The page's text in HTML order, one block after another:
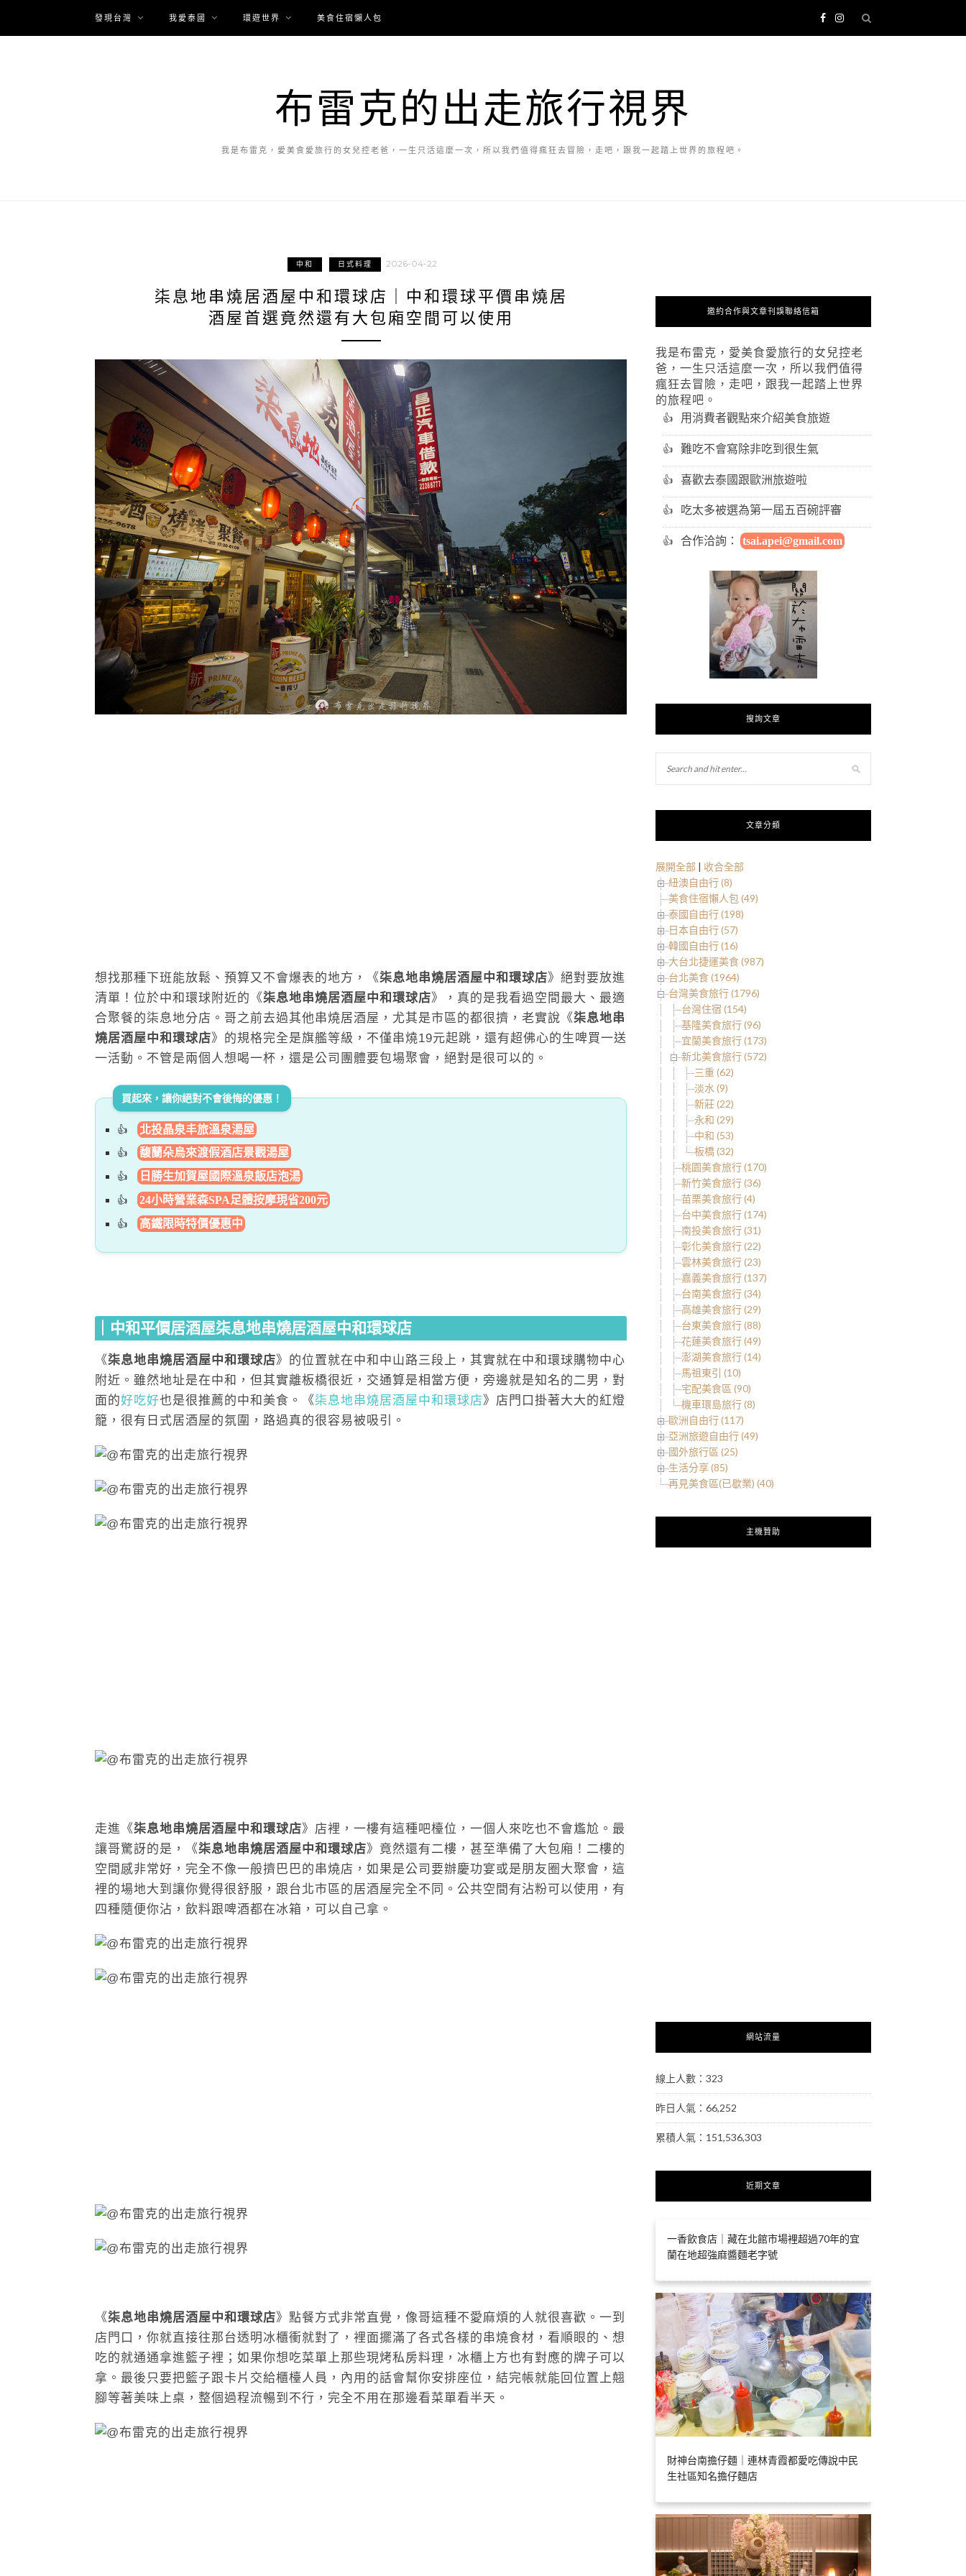
發現台灣 我愛泰國 環遊世界 美食住宿懶人包
布雷克的出走旅行視界
我是布雷克，愛美食愛旅行的女兒控老爸，一生只活這麼一次，所以我們值得瘋狂去冒險，走吧，跟我一起踏上世界的旅程吧。
中和 日式料理 2026-04-22
柒息地串燒居酒屋中和環球店｜中和環球平價串燒居
酒屋首選竟然還有大包廂空間可以使用
想找那種下班能放鬆、預算又不會爆表的地方，《柒息地串燒居酒屋中和環球店》絕對要放進
清單！位於中和環球附近的《柒息地串燒居酒屋中和環球店》，真的是我看過空間最大、最適
合聚餐的柒息地分店。哥之前去過其他串燒居酒屋，尤其是市區的都很擠，老實說《柒息地串
燒居酒屋中和環球店》的規格完全是旗艦等級，不僅串燒19元起跳，還有超佛心的生啤買一送
一活動。不管是兩個人想喝一杯，還是公司團體要包場聚會，絕對是很可以的。
買起來，讓你絕對不會後悔的優惠！
北投晶泉丰旅溫泉湯屋
馥蘭朵烏來渡假酒店景觀湯屋
日勝生加賀屋國際溫泉飯店泡湯
24小時營業森SPA足體按摩現省200元
高鐵限時特價優惠中
｜中和平價居酒屋柒息地串燒居酒屋中和環球店
《柒息地串燒居酒屋中和環球店》的位置就在中和中山路三段上，其實就在中和環球購物中心
附近。雖然地址是在中和，但其實離板橋很近，交通算是相當方便，旁邊就是知名的二男，對
面的好吃好也是很推薦的中和美食。《柒息地串燒居酒屋中和環球店》店門口掛著大大的紅燈
籠，很有日式居酒屋的氛圍，路過真的很容易被吸引。
走進《柒息地串燒居酒屋中和環球店》店裡，一樓有這種吧檯位，一個人來吃也不會尷尬。最
讓哥驚訝的是，《柒息地串燒居酒屋中和環球店》竟然還有二樓，甚至準備了大包廂！二樓的
空間感非常好，完全不像一般擠巴巴的串燒店，如果是公司要辦慶功宴或是朋友圈大聚會，這
裡的場地大到讓你覺得很舒服，跟台北市區的居酒屋完全不同。公共空間有沾粉可以使用，有
四種隨便你沾，飲料跟啤酒都在冰箱，可以自己拿。
《柒息地串燒居酒屋中和環球店》點餐方式非常直覺，像哥這種不愛麻煩的人就很喜歡。一到
店門口，你就直接往那台透明冰櫃衝就對了，裡面擺滿了各式各樣的串燒食材，看順眼的、想
吃的就通通拿進籃子裡；如果你想吃菜單上那些現烤私房料理，冰櫃上方也有對應的牌子可以
拿。最後只要把籃子跟卡片交給櫃檯人員，內用的話會幫你安排座位，結完帳就能回位置上翹
腳等著美味上桌，整個過程流暢到不行，完全不用在那邊看菜單看半天。
邀約合作與文章刊誤聯絡信箱
我是布雷克，愛美食愛旅行的女兒控老
爸，一生只活這麼一次，所以我們值得
瘋狂去冒險，走吧，跟我一起踏上世界
的旅程吧。
用消費者觀點來介紹美食旅遊
難吃不會寫除非吃到很生氣
喜歡去泰國跟歐洲旅遊啦
吃太多被選為第一屆五百碗評審
合作洽詢： tsai.apei@gmail.com
搜詢文章
文章分類
展開全部 | 收合全部
紐澳自由行 (8)
美食住宿懶人包 (49)
泰國自由行 (198)
日本自由行 (57)
韓國自由行 (16)
大台北捷運美食 (987)
台北美食 (1964)
台灣美食旅行 (1796)
台灣住宿 (154)
基隆美食旅行 (96)
宜蘭美食旅行 (173)
新北美食旅行 (572)
三重 (62)
淡水 (9)
新莊 (22)
永和 (29)
中和 (53)
板橋 (32)
桃園美食旅行 (170)
新竹美食旅行 (36)
苗栗美食旅行 (4)
台中美食旅行 (174)
南投美食旅行 (31)
彰化美食旅行 (22)
雲林美食旅行 (23)
嘉義美食旅行 (137)
台南美食旅行 (34)
高雄美食旅行 (29)
台東美食旅行 (88)
花蓮美食旅行 (49)
澎湖美食旅行 (14)
馬祖東引 (10)
宅配美食區 (90)
機車環島旅行 (8)
歐洲自由行 (117)
亞洲旅遊自由行 (49)
國外旅行區 (25)
生活分享 (85)
再見美食區(已歇業) (40)
主機贊助
網站流量
線上人數：323
昨日人氣：66,252
累積人氣：151,536,303
近期文章
一香飲食店｜藏在北館市場裡超過70年的宜
蘭在地超強麻醬麵老字號
財神台南擔仔麵｜連林青霞都愛吃傳說中民
生社區知名擔仔麵店